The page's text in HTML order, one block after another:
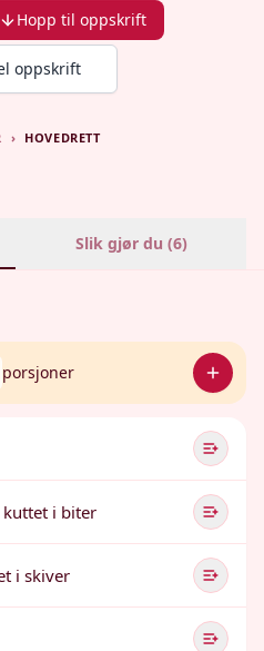
Hopp til oppskrift
oppskrift
› HOVEDRETT
Slik gjør du (6)
porsjoner
kuttet i biter
i skiver